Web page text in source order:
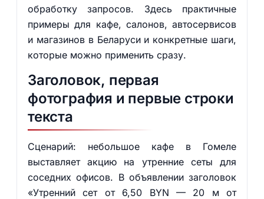
обработку запросов. Здесь практичные
примеры для кафе, салонов, автосервисов
и магазинов в Беларуси и конкретные шаги,
которые можно применить сразу.
Заголовок, первая
фотография и первые строки
текста
Сценарий: небольшое кафе в Гомеле
выставляет акцию на утренние сеты для
соседних офисов. В объявлении заголовок
«Утренний сет от 6,50 BYN — 20 м от